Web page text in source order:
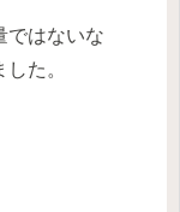
ではないな
た。